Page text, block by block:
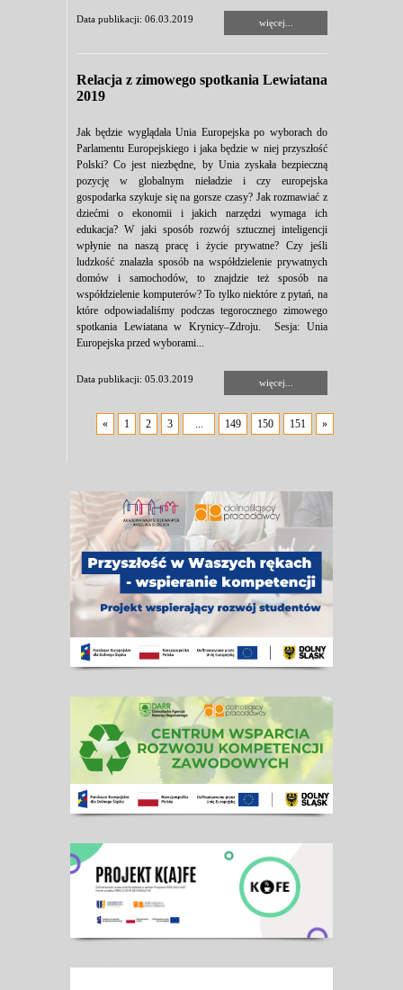
Data publikacji: 06.03.2019 więcej...
Relacja z zimowego spotkania Lewiatana
2019
Jak będzie wyglądała Unia Europejska po wyborach do
Parlamentu Europejskiego i jaka będzie w niej przyszłość
Polski? Co jest niezbędne, by Unia zyskała bezpieczną
pozycję w globalnym nieładzie i czy europejska
gospodarka szykuje się na gorsze czasy? Jak rozmawiać z
dziećmi o ekonomii i jakich narzędzi wymaga ich
edukacja? W jaki sposób rozwój sztucznej inteligencji
wpłynie na naszą pracę i życie prywatne? Czy jeśli
ludzkość znalazła sposób na współdzielenie prywatnych
domów i samochodów, to znajdzie też sposób na
współdzielenie komputerów? To tylko niektóre z pytań, na
które odpowiadaliśmy podczas tegorocznego zimowego
spotkania Lewiatana w Krynicy–Zdroju. Sesja: Unia
Europejska przed wyborami...
Data publikacji: 05.03.2019 więcej...
« 1 2 3 ... 149 150 151 »